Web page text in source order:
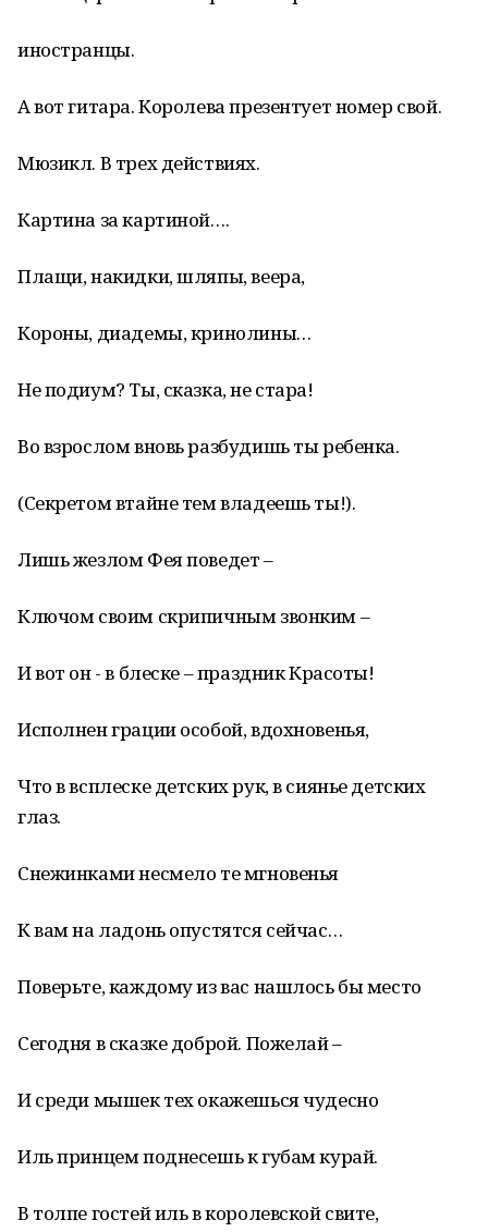
иностранцы.
А вот гитара. Королева презентует номер свой.
Мюзикл. В трех действиях.
Картина за картиной….
Плащи, накидки, шляпы, веера,
Короны, диадемы, кринолины…
Не подиум? Ты, сказка, не стара!
Во взрослом вновь разбудишь ты ребенка.
(Секретом втайне тем владеешь ты!).
Лишь жезлом Фея поведет –
Ключом своим скрипичным звонким –
И вот он - в блеске – праздник Красоты!
Исполнен грации особой, вдохновенья,
Что в всплеске детских рук, в сиянье детских
глаз.
Снежинками несмело те мгновенья
К вам на ладонь опустятся сейчас…
Поверьте, каждому из вас нашлось бы место
Сегодня в сказке доброй. Пожелай –
И среди мышек тех окажешься чудесно
Иль принцем поднесешь к губам курай.
В толпе гостей иль в королевской свите,